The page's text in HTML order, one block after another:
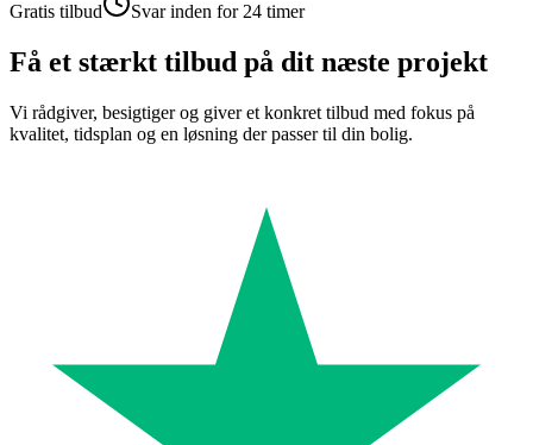
Gratis tilbud Svar inden for 24 timer
Få et stærkt tilbud på dit næste projekt
Vi rådgiver, besigtiger og giver et konkret tilbud med fokus på
kvalitet, tidsplan og en løsning der passer til din bolig.